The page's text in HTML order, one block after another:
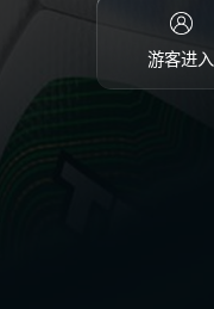
游客进入